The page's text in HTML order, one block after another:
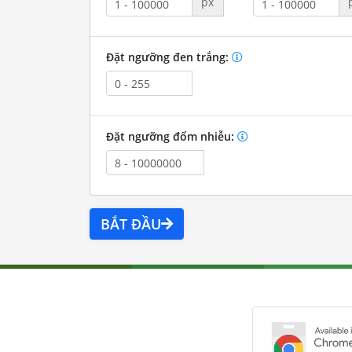
Đặt ngưỡng đen trắng:
Đặt ngưỡng đốm nhiễu:
BẮT ĐẦU